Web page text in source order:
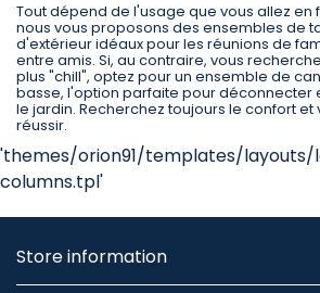
Tout dépend de l'usage que vous allez en
nous vous proposons des ensembles de
d'extérieur idéaux pour les réunions de
entre amis. Si, au contraire, vous
plus "chill", optez pour un ensemble de
basse, l'option parfaite pour déconnecter
le jardin. Recherchez toujours le confort et
réussir.
'themes/orion91/templates/
columns.tpl'
Store information